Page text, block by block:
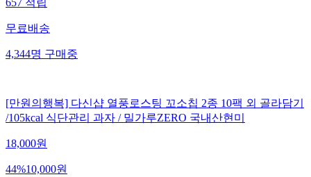
657 적립
무료배송
4,344명 구매중
[만원의행복] 다신샵 열풍로스팅 꼬소칩 2종 10팩 외 골라담기
/105kcal 식단관리 과자 / 밀가루ZERO 국내산현미
18,000원
44%10,000원